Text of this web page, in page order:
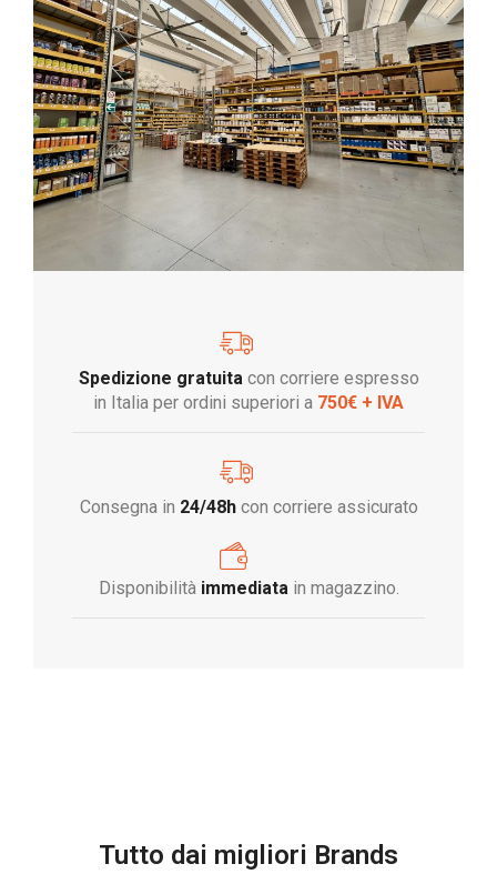
Spedizione gratuitacon corriere espresso
in Italia per ordini superiori a 750€ + IVA
Consegna in 24/48hcon corriere assicurato
Disponibilità immediatain magazzino.
Tutto dai migliori Brands